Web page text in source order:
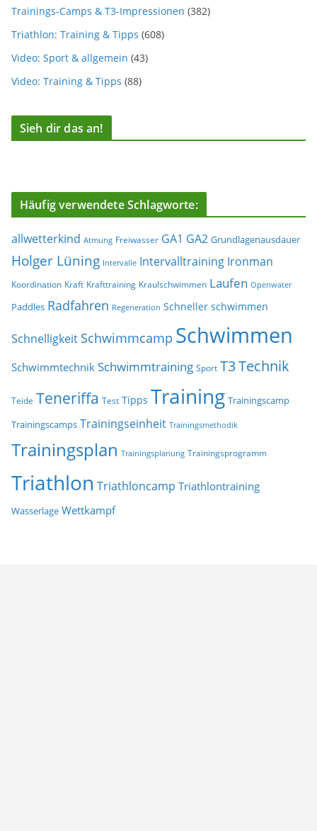
Trainings-Camps & T3-Impressionen (382)
Triathlon: Training & Tipps (608)
Video: Sport & allgemein (43)
Video: Training & Tipps (88)
Sieh dir das an!
Häufig verwendete Schlagworte:
allwetterkind Atmung Freiwasser GA1 GA2 Grundlagenausdauer
Holger Lüning Intervalle Intervalltraining Ironman
Koordination Kraft Krafttraining Kraulschwimmen Laufen Openwater
Paddles Radfahren Regeneration Schneller schwimmen
Schnelligkeit Schwimmcamp Schwimmen
Schwimmtechnik Schwimmtraining Sport T3Technik
Teide Teneriffa Test Tipps Training Trainingscamp
Trainingscamps Trainingseinheit Trainingsmethodik
Trainingsplan Trainingsplanung Trainingsprogramm
Triathlon Triathloncamp Triathlontraining
Wasserlage Wettkampf